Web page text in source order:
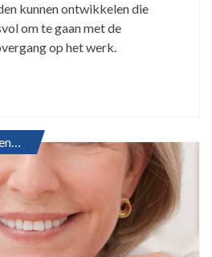
kunnen ontwikkelen die
om te gaan met de
op het werk.
1 dag + 2 losse dagdelen in 3 maanden